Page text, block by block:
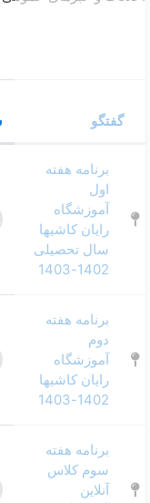
65 of
گفتگو
منصور کاشیها
31 شهریور 1402
منصور کاشیها
منصور کاشیها
14 مهر 1402